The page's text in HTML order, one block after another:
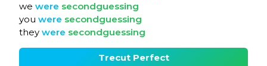
we were secondguessing
you were secondguessing
they were secondguessing
Trecut Perfect